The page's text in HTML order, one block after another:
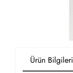
Ürün Bilgileri